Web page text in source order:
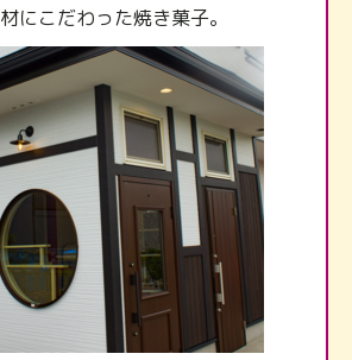
にこだわった焼き菓子。